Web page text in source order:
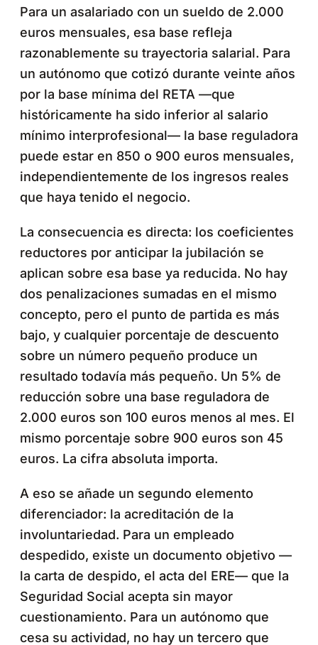
Para un asalariado con un sueldo de 2.000
euros mensuales, esa base refleja
razonablemente su trayectoria salarial. Para
un autónomo que cotizó durante veinte años
por la base mínima del RETA —que
históricamente ha sido inferior al salario
mínimo interprofesional— la base reguladora
puede estar en 850 o 900 euros mensuales,
independientemente de los ingresos reales
que haya tenido el negocio.
La consecuencia es directa: los coeficientes
reductores por anticipar la jubilación se
aplican sobre esa base ya reducida. No hay
dos penalizaciones sumadas en el mismo
concepto, pero el punto de partida es más
bajo, y cualquier porcentaje de descuento
sobre un número pequeño produce un
resultado todavía más pequeño. Un 5% de
reducción sobre una base reguladora de
2.000 euros son 100 euros menos al mes. El
mismo porcentaje sobre 900 euros son 45
euros. La cifra absoluta importa.
A eso se añade un segundo elemento
diferenciador: la acreditación de la
involuntariedad. Para un empleado
despedido, existe un documento objetivo —
la carta de despido, el acta del ERE— que la
Seguridad Social acepta sin mayor
cuestionamiento. Para un autónomo que
cesa su actividad, no hay un tercero que